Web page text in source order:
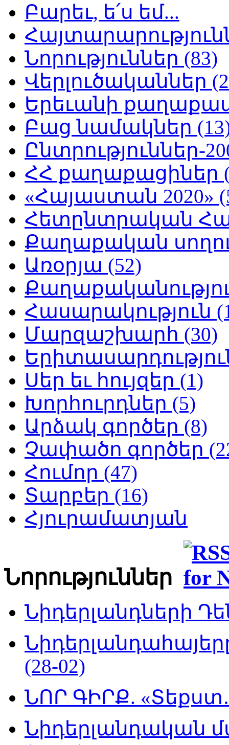
Բարեւ, ե՛ս եմ...
Նորություններ (83)
Վերլուծականներ
Երեւանի
Բաց նամակներ
Ընտրություններ-
ՀՀ քաղաքացիներ
«Հայաստան 2020»
Հետընտրական
Քաղաքական
Առօրյա (52)
Հասարակություն
Մարզաշխարհ (30)
Սեր եւ հույզեր (1)
Խորհուրդներ (5)
Արձակ գործեր (8)
Չափածո գործեր
Հումոր (47)
Տարբեր (16)
Հյուրամատյան
Նորություններ
Նիդերլանդների
(28-02)
ՆՈՐ ԳԻՐՔ.
Նիդերլանդական